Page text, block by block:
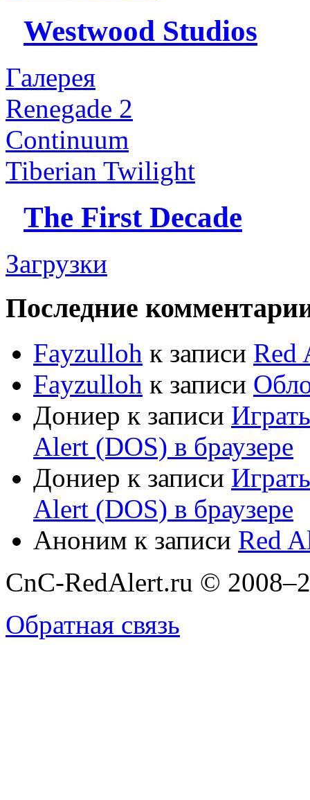
Westwood Studios
Галерея
Renegade 2
Continuum
Tiberian Twilight
The First Decade
Загрузки
Последние
Fayzulloh к записи Red
Fayzulloh к записи
Дониер к записи
Alert (DOS) в браузере
Дониер к записи
Alert (DOS) в браузере
Аноним к записи Red
CnC-RedAlert.ru ©
Обратная связь